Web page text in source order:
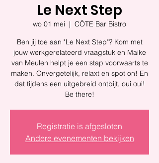
Le Next Step
wo 01 mei
  |
CÔTE Bar Bistro
Ben jij toe aan "Le Next Step"? Kom met
jouw werkgerelateerd vraagstuk en Maike
van Meulen helpt je een stap voorwaarts te
maken. Onvergetelijk, relaxt en spot on! En
dat tijdens een uitgebreid ontbijt, oui oui!
Be there!
Registratie is afgesloten
Andere evenementen bekijken